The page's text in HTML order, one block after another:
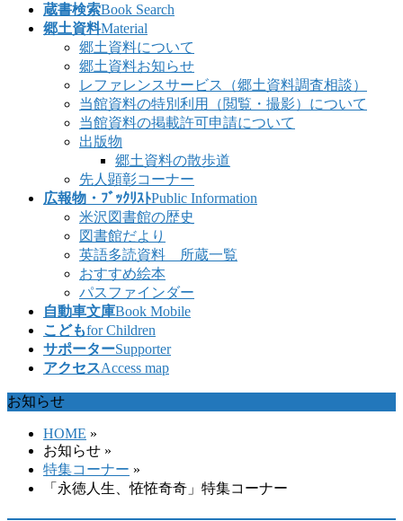
蔵書検索Book Search
郷土資料Material
郷土資料について
郷土資料お知らせ
レファレンスサービス（郷土資料調査相談）
当館資料の特別利用（閲覧・撮影）について
当館資料の掲載許可申請について
出版物
郷土資料の散歩道
先人顕彰コーナー
広報物・ﾌﾞｯｸﾘｽﾄPublic Information
米沢図書館の歴史
図書館だより
英語多読資料 所蔵一覧
おすすめ絵本
パスファインダー
自動車文庫Book Mobile
こどもfor Children
サポーターSupporter
アクセスAccess map
お知らせ
HOME »
お知らせ »
特集コーナー »
「永徳人生、恠恠奇奇」特集コーナー